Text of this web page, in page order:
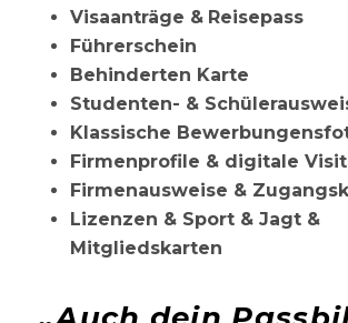
Visaanträge & Reisepass
Führerschein
Behinderten Karte
Studenten- &
Klassische
Firmenprofile & digitale
Firmenausweise &
Lizenzen & Sport & Jagt &
Mitgliedskarten